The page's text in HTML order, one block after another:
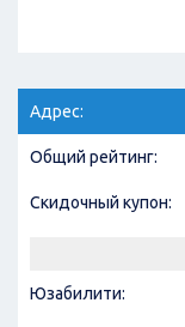
Адрес:
Общий рейтинг:
Скидочный купон:
Юзабилити: